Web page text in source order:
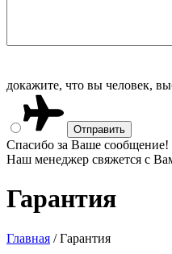
докажите, что вы человек,
Спасибо за Ваше сообщение!
Наш менеджер свяжется с
Гарантия
Главная /Гарантия